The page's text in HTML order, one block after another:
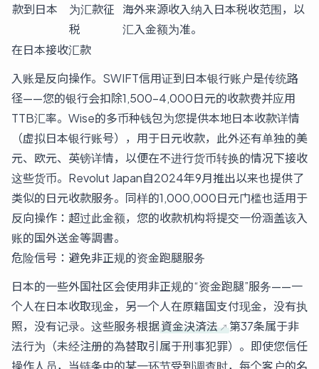
款到日本
为汇款征
税
海外来源收入纳入日本税收范围，以
汇入金额为准。
在日本接收汇款
入账是反向操作。SWIFT信用证到日本银行账户是传统路
径——您的银行会扣除1,500–4,000日元的收款费并应用
TTB汇率。Wise的多币种钱包为您提供本地日本收款详情
（虚拟日本银行账号），用于日元收款，此外还有单独的美
元、欧元、英镑详情，以便在不进行货币转换的情况下接收
这些货币。Revolut Japan自2024年9月推出以来也提供了
类似的日元收款服务。同样的1,000,000日元门槛也适用于
反向操作：超过此金额，您的收款机构将提交一份涵盖该入
账的国外送金等調書。
危险信号：避免非正规的资金跑腿服务
日本的一些外国社区会使用非正规的“资金跑腿”服务——一
个人在日本收取现金，另一个人在原籍国支付现金，没有执
照，没有记录。这些服务根据資金決済法
第37条属于非
法行为（未经注册的為替取引属于刑事犯罪）。即使您信任
操作人员，当链条中的某一环节受到调查时，每个客户的名